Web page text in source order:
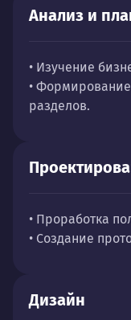
Анализ и
• Изучение
• Формирование
разделов.
• Проработка
• Создание
Дизайн